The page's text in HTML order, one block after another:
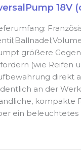
18V
größere
(wie Reifen
direkt
an der
kompakte
ein